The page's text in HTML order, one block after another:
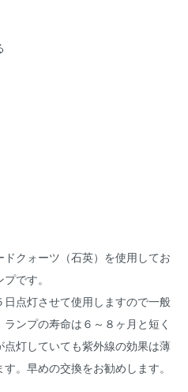
クォーツ（石英）を使用してお
です。
点灯させて使用しますので一般
ンプの寿命は６～８ヶ月と短く
灯していても紫外線の効果は薄
。早めの交換をお勧めします。